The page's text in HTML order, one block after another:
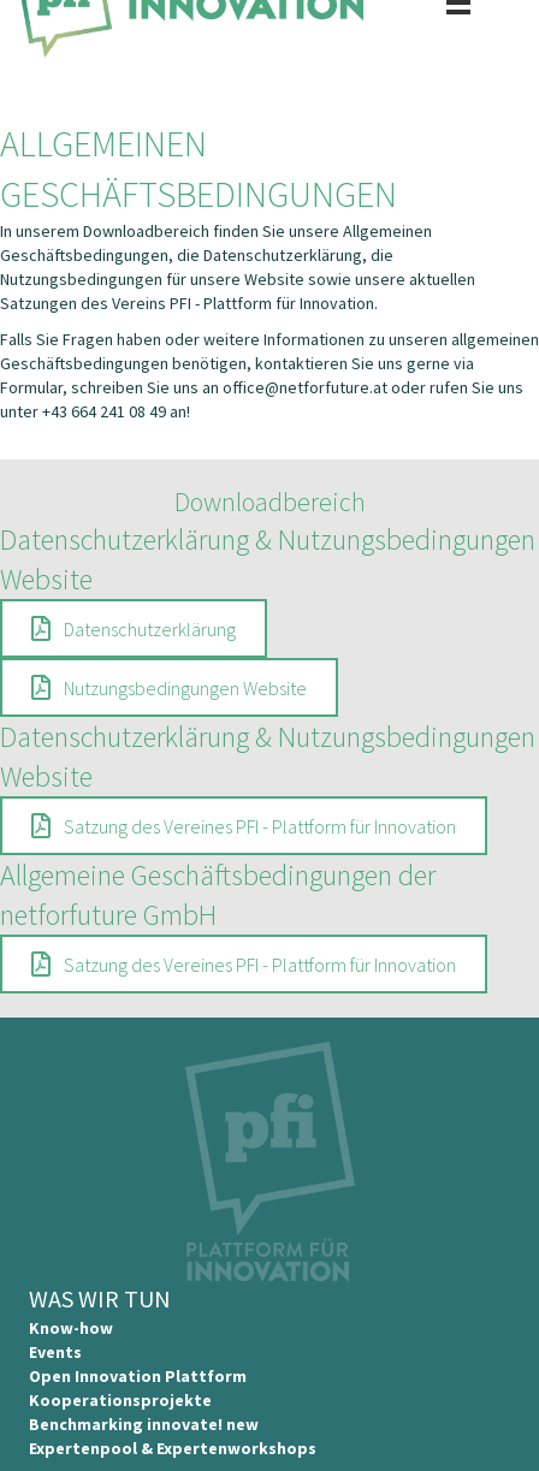
ALLGEMEINEN
GESCHÄFTSBEDINGUNGEN
In unserem Downloadbereich finden Sie unsere Allgemeinen
Geschäftsbedingungen, die Datenschutzerklärung, die
Nutzungsbedingungen für unsere Website sowie unsere aktuellen
Satzungen des Vereins PFI - Plattform für Innovation.
Falls Sie Fragen haben oder weitere Informationen zu unseren allgemeinen
Geschäftsbedingungen benötigen, kontaktieren Sie uns gerne via
Formular, schreiben Sie uns an office@netforfuture.at oder rufen Sie uns
unter +43 664 241 08 49 an!
Downloadbereich
Datenschutzerklärung & Nutzungsbedingungen
Website
Datenschutzerklärung
Nutzungsbedingungen Website
Datenschutzerklärung & Nutzungsbedingungen
Website
Satzung des Vereines PFI - Plattform für Innovation
Allgemeine Geschäftsbedingungen der
netforfuture GmbH
Satzung des Vereines PFI - Plattform für Innovation
WAS WIR TUN
Know-how
Events
Open Innovation Plattform
Kooperationsprojekte
Benchmarking innovate! new
Expertenpool & Expertenworkshops